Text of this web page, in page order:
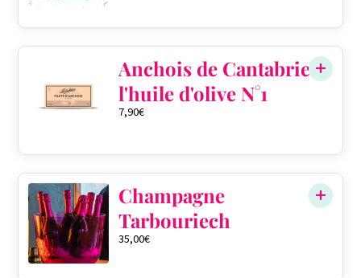
Anchois de Cantabrie à
l'huile d'olive N°1
7,90€
Champagne
Tarbouriech
35,00€